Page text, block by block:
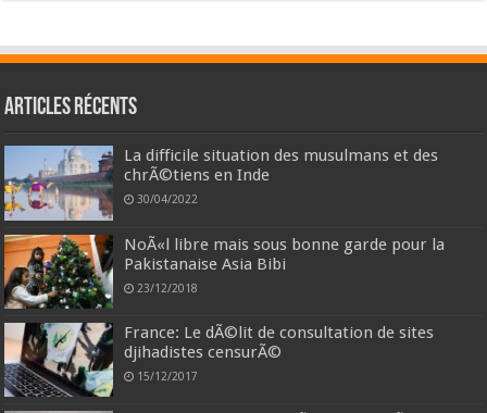
Articles récents
La difficile situation des musulmans et des
chrÃ©tiens en Inde
30/04/2022
NoÃ«l libre mais sous bonne garde pour la
Pakistanaise Asia Bibi
23/12/2018
France: Le dÃ©lit de consultation de sites
djihadistes censurÃ©
15/12/2017